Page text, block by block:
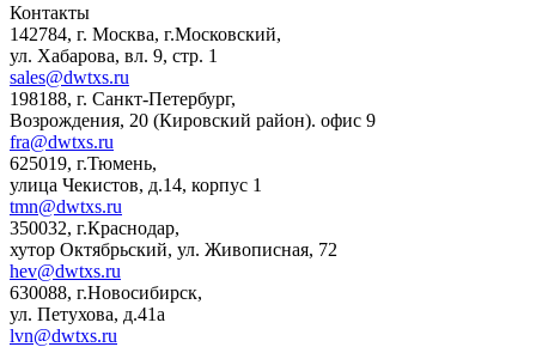
Контакты
142784, г. Москва, г.Московский,
ул. Хабарова, вл. 9, стр. 1
sales@dwtxs.ru
198188, г. Санкт-Петербург,
Возрождения, 20 (Кировский район). офис 9
fra@dwtxs.ru
625019, г.Тюмень,
улица Чекистов, д.14, корпус 1
tmn@dwtxs.ru
350032, г.Краснодар,
хутор Октябрьский, ул. Живописная, 72
hev@dwtxs.ru
630088, г.Новосибирск,
ул. Петухова, д.41а
lvn@dwtxs.ru